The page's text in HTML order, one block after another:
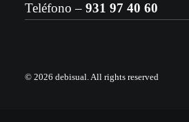
Teléfono – 931 97 40 60
© 2026 debisual.All rights reserved